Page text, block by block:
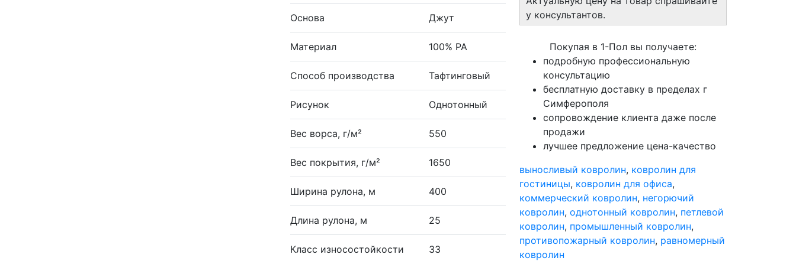
Основа Джут
Материал 100% PA
Способ производства Тафтинговый
Рисунок Однотонный
Вес ворса, г/м² 550
Вес покрытия, г/м² 1650
Ширина рулона, м 400
Длина рулона, м 25
Класс износостойкости 33
у консультантов.
Покупая в 1-Пол вы получаете:
подробную профессиональную
консультацию
бесплатную доставку в пределах г
Симферополя
сопровождение клиента даже после
продажи
лучшее предложение цена-качество
выносливый ковролин, ковролин для
гостиницы, ковролин для офиса,
коммерческий ковролин, негорючий
ковролин, однотонный ковролин, петлевой
ковролин, промышленный ковролин,
противопожарный ковролин, равномерный
ковролин